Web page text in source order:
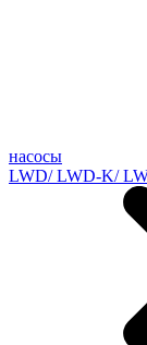
насосы
LWD/ LWD-K/